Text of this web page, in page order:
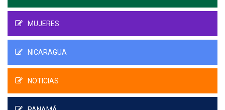
MUJERES
NICARAGUA
NOTICIAS